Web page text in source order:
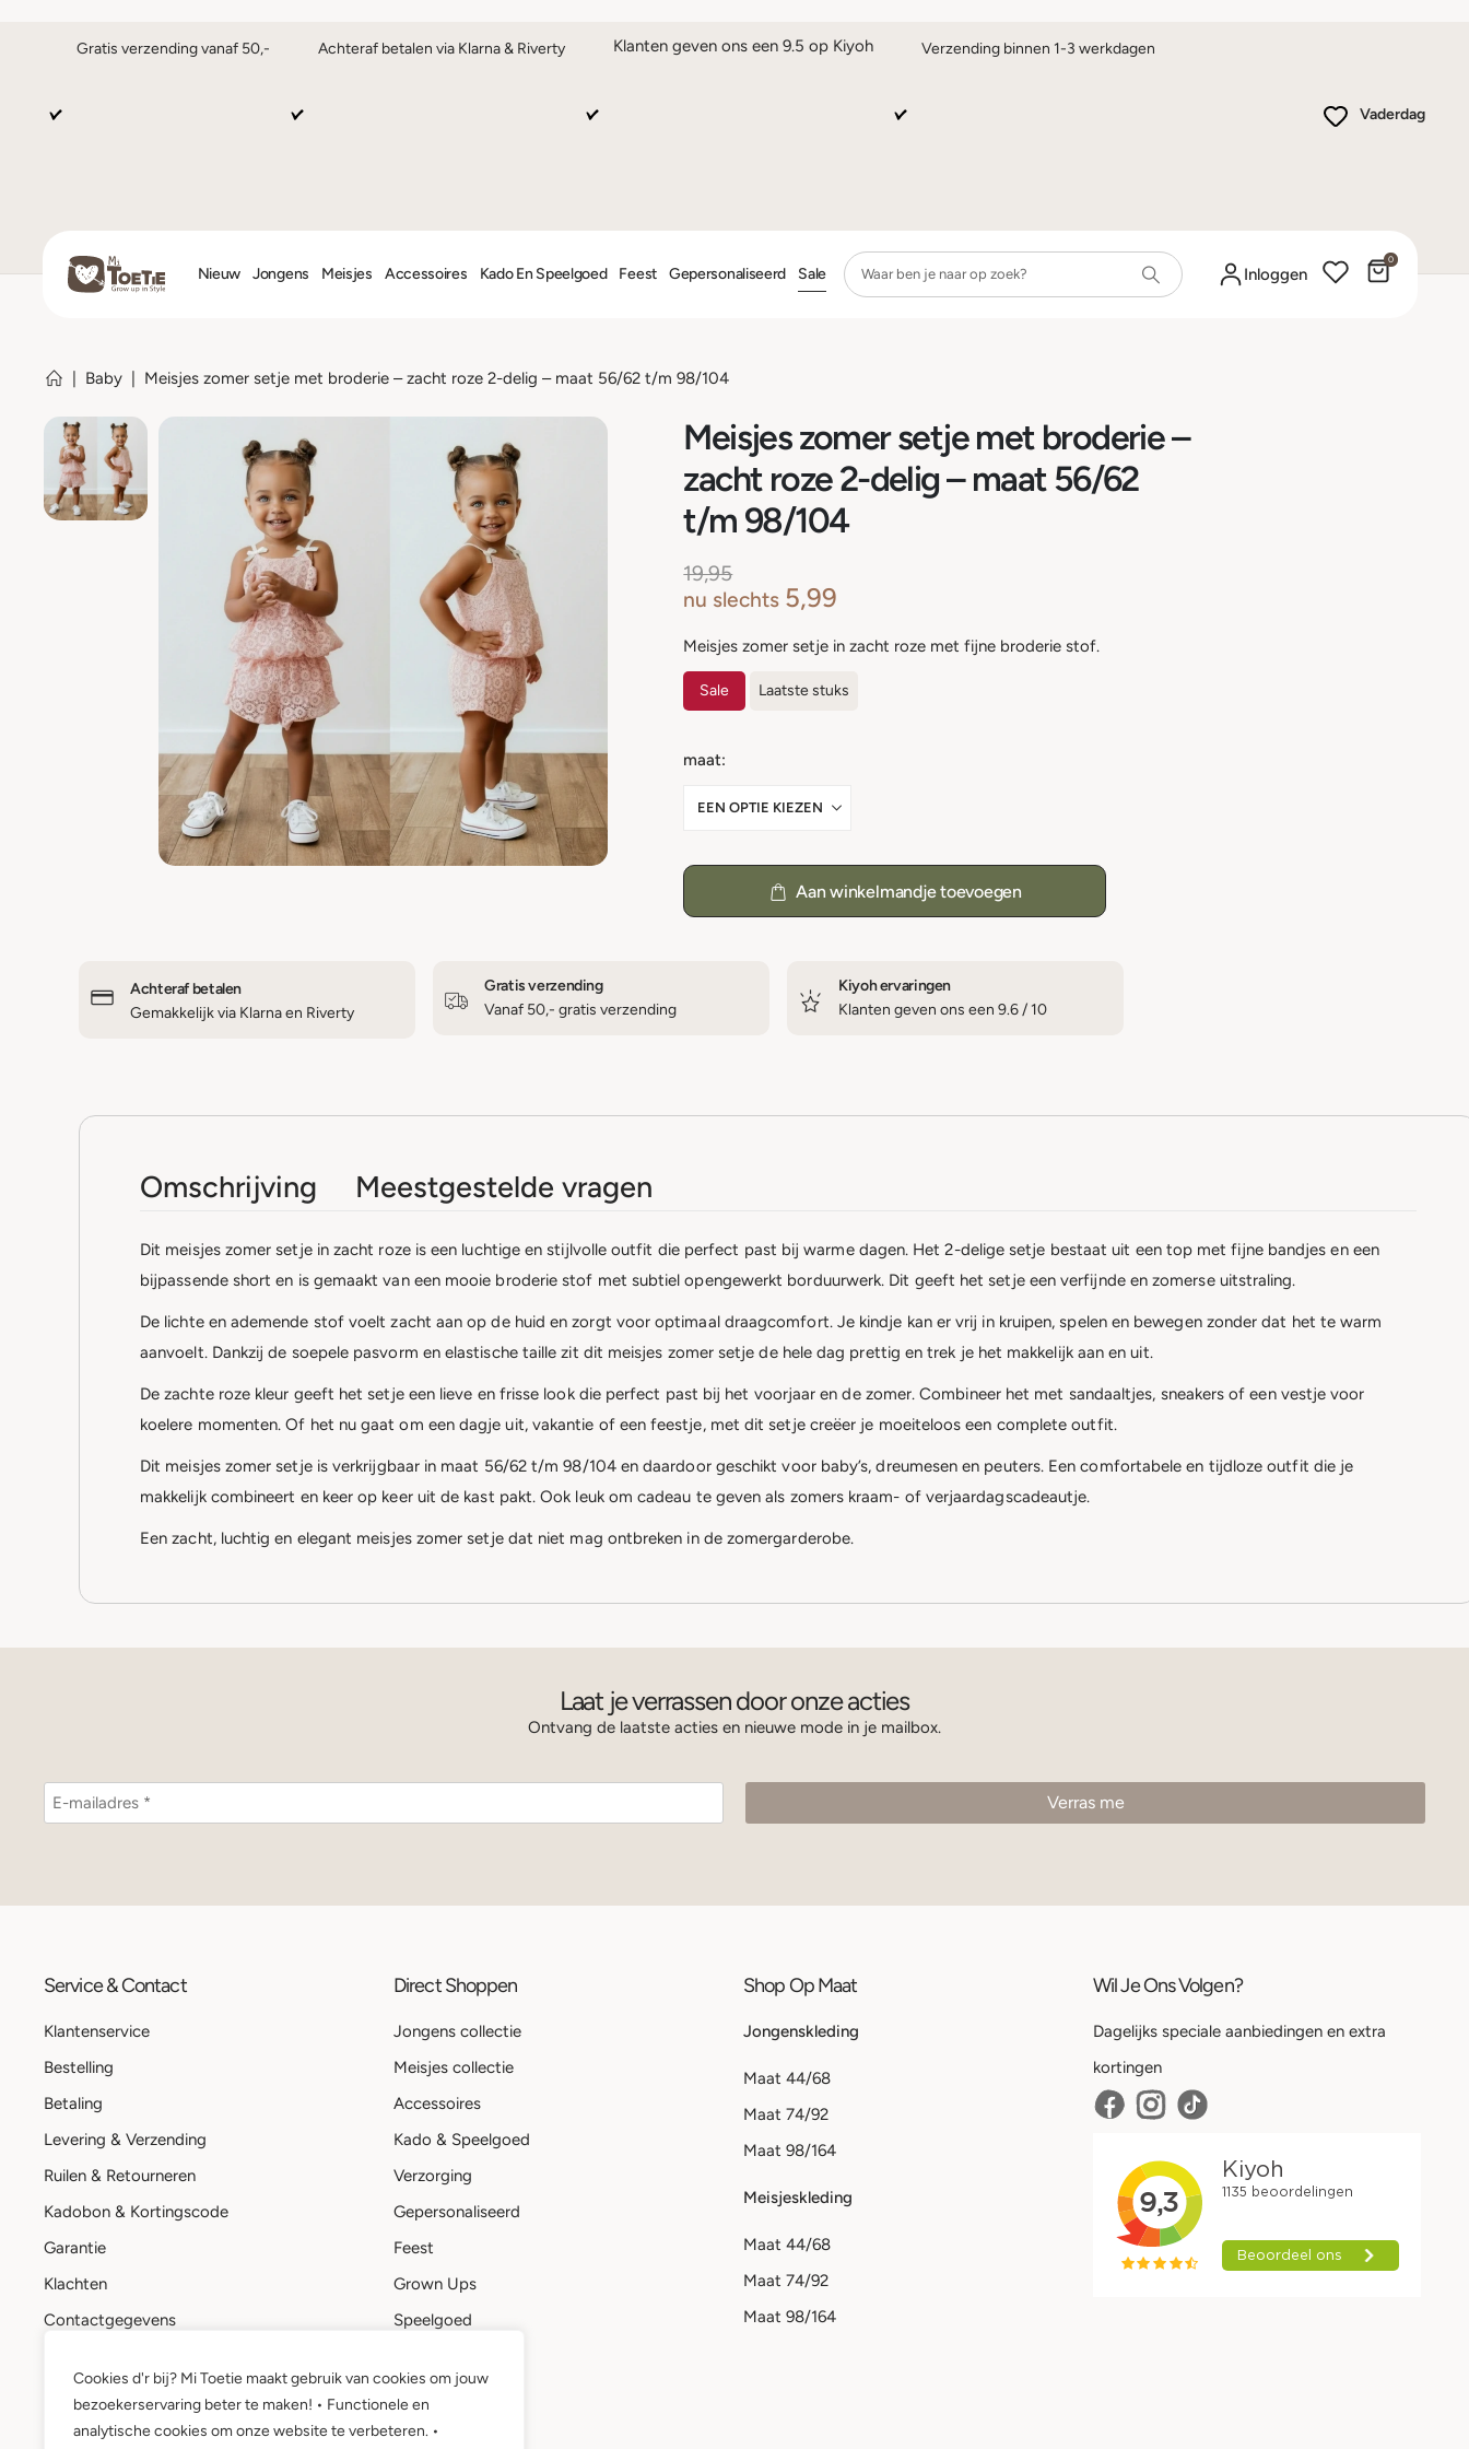
Cookies d'r bij? Mi Toetie maakt gebruik van cookies om jouw
bezoekerservaring beter te maken! • Functionele en
analytische cookies om onze website te verbeteren. •
Gratis verzending vanaf 50,- Achteraf betalen via Klarna & Riverty Klanten geven ons een 9.5 op Kiyoh Verzending binnen 1-3 werkdagen
Vaderdag
Nieuw Jongens Meisjes Accessoires Kado En Speelgoed Feest Gepersonaliseerd Sale Inloggen
0
Baby Meisjes zomer setje met broderie – zacht roze 2-delig – maat 56/62 t/m 98/104
Meisjes zomer setje met broderie –
zacht roze 2-delig – maat 56/62
t/m 98/104
19,95
nu slechts 5,99
Meisjes zomer setje in zacht roze met fijne broderie stof.
Sale Laatste stuks
maat
Aan winkelmandje toevoegen
Achteraf betalen
Gemakkelijk via Klarna en Riverty
Gratis verzending
Vanaf 50,- gratis verzending
Kiyoh ervaringen
Klanten geven ons een 9.6 / 10
Omschrijving Meestgestelde vragen
Dit meisjes zomer setje in zacht roze is een luchtige en stijlvolle outfit die perfect past bij warme dagen. Het 2-delige setje bestaat uit een top met fijne bandjes en een
bijpassende short en is gemaakt van een mooie broderie stof met subtiel opengewerkt borduurwerk. Dit geeft het setje een verfijnde en zomerse uitstraling.
De lichte en ademende stof voelt zacht aan op de huid en zorgt voor optimaal draagcomfort. Je kindje kan er vrij in kruipen, spelen en bewegen zonder dat het te warm
aanvoelt. Dankzij de soepele pasvorm en elastische taille zit dit meisjes zomer setje de hele dag prettig en trek je het makkelijk aan en uit.
De zachte roze kleur geeft het setje een lieve en frisse look die perfect past bij het voorjaar en de zomer. Combineer het met sandaaltjes, sneakers of een vestje voor
koelere momenten. Of het nu gaat om een dagje uit, vakantie of een feestje, met dit setje creëer je moeiteloos een complete outfit.
Dit meisjes zomer setje is verkrijgbaar in maat 56/62 t/m 98/104 en daardoor geschikt voor baby’s, dreumesen en peuters. Een comfortabele en tijdloze outfit die je
makkelijk combineert en keer op keer uit de kast pakt. Ook leuk om cadeau te geven als zomers kraam- of verjaardagscadeautje.
Een zacht, luchtig en elegant meisjes zomer setje dat niet mag ontbreken in de zomergarderobe.
Laat je verrassen door onze acties
Ontvang de laatste acties en nieuwe mode in je mailbox.
Service & Contact
Klantenservice
Bestelling
Betaling
Levering & Verzending
Ruilen & Retourneren
Kadobon & Kortingscode
Garantie
Klachten
Contactgegevens
Mi Toetie account
Wie is Mi Toetie?
Direct Shoppen
Jongens collectie
Meisjes collectie
Accessoires
Kado & Speelgoed
Verzorging
Gepersonaliseerd
Feest
Grown Ups
Speelgoed
Shop Op Maat
Jongenskleding
Maat 44/68
Maat 74/92
Maat 98/164
Meisjeskleding
Maat 44/68
Maat 74/92
Maat 98/164
Wil Je Ons Volgen?
Dagelijks speciale aanbiedingen en extra
kortingen